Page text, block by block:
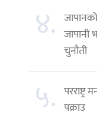
४. जापानी
चुनौती
५. पक्राउ